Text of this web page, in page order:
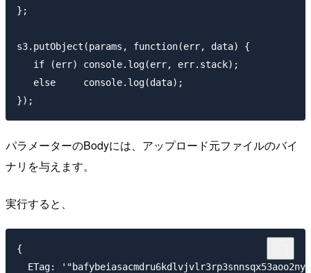
};
s3.putObject(params, function(err, data) {
   if (err) console.log(err, err.stack);
   else     console.log(data);
パラメーターのBodyには、アップロード元ファイルのバイ
ナリを与えます。
実行すると、
{
ETag: